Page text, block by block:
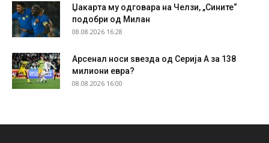
Џакарта му одговара на Челзи, „Сините“
подобри од Милан
08.08.2026 16:28
Арсенал носи ѕвезда од Серија А за 138
милиони евра?
08.08.2026 16:00